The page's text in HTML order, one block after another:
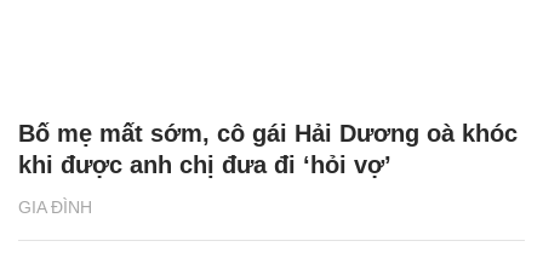
GIA ĐÌNH
Bố mẹ mất sớm, cô gái Hải Dương oà khóc
khi được anh chị đưa đi ‘hỏi vợ’